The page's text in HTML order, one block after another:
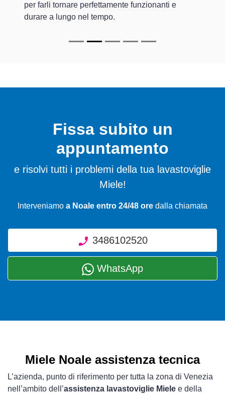
per farli tornare perfettamente funzionanti e
durare a lungo nel tempo.
Fissa subito un
appuntamento
e risolvi tutti i problemi della tua lavastoviglie
Miele!
Interveniamo a Noale entro 24/48 ore dalla chiamata
3486102520
WhatsApp
Miele Noale assistenza tecnica
L’azienda, punto di riferimento per tutta la zona di Venezia
nell’ambito dell’assistenza lavastoviglie Miele e della